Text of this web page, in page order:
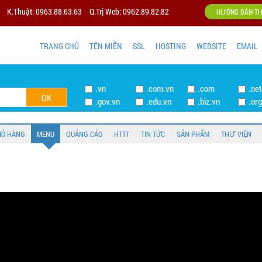
K.Thuật: 0963.88.63.63 Q.Trị Web: 0962.89.82.82 HƯỚNG DẪN
TRANG CHỦ TÊN MIỀN SSL HOSTING WEBSITE EMAIL
.vn .com.vn .com
.net
.gov.vn
.edu.vn .biz.vn .org
HÀNG MENU QUẢNG CÁO HTTT TIN TỨC SẢN PHẨM THƯ VIỆN